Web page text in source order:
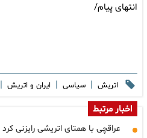
انتهای پیام/
اتریش | سیاسی | ایران و اتریش |
اخبار مرتبط
عراقچی با همتای اتریشی رایزنی کرد